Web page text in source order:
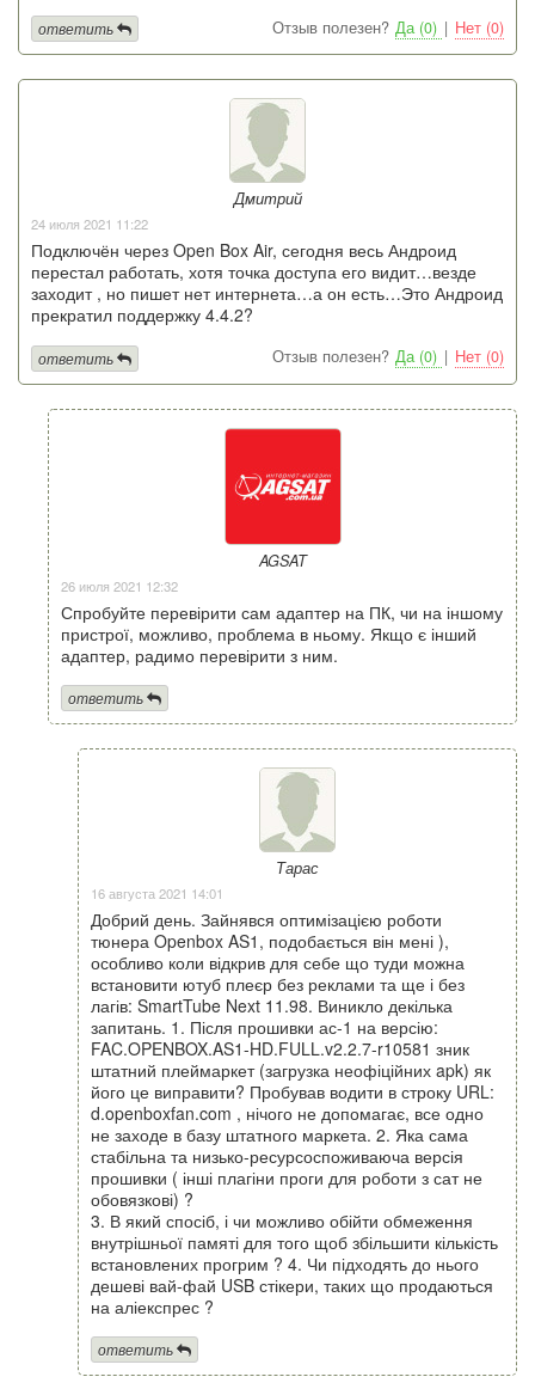
Отзыв полезен? Да (0) | Нет (0)
ответить
Дмитрий
24 июля 2021 11:22
Подключён через Open Box Air, сегодня весь Андроид
перестал работать, хотя точка доступа его видит…везде
заходит , но пишет нет интернета…а он есть…Это Андроид
прекратил поддержку 4.4.2?
Отзыв полезен? Да (0) | Нет (0)
ответить
AGSAT
26 июля 2021 12:32
Спробуйте перевірити сам адаптер на ПК, чи на іншому
пристрої, можливо, проблема в ньому. Якщо є інший
адаптер, радимо перевірити з ним.
ответить
Тарас
16 августа 2021 14:01
Добрий день. Зайнявся оптимізацією роботи
тюнера Openbox AS1, подобається він мені ),
особливо коли відкрив для себе що туди можна
встановити ютуб плеєр без реклами та ще і без
лагів: SmartTube Next 11.98. Виникло декілька
запитань. 1. Після прошивки ас-1 на версію:
FAC.OPENBOX.AS1-HD.FULL.v2.2.7-r10581 зник
штатний плеймаркет (загрузка неофіційних apk) як
його це виправити? Пробував водити в строку URL:
d.openboxfan.com , нічого не допомагає, все одно
не заходе в базу штатного маркета. 2. Яка сама
стабільна та низько-ресурсоспоживаюча версія
прошивки ( інші плагіни проги для роботи з сат не
обовязкові) ?
3. В який спосіб, і чи можливо обійти обмеження
внутрішньої памяті для того щоб збільшити кількість
встановлених прогрим ? 4. Чи підходять до нього
дешеві вай-фай USB стікери, таких що продаються
на аліекспрес ?
ответить